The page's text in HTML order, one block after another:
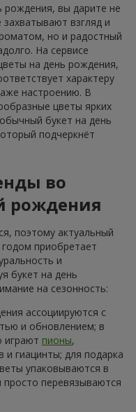
рождения, вы дарите не
взгляд и
но и радостный
На сервисе
на день рождения,
характеру
настроению. В
цветы ярких
букет на день
подчеркнёт
во
рождения
поэтому актуальный
приобретает
и
букет на день
на сезонность:
ассоциируются с
и обновлением; в
играют пионы,
и гиацинты; для подарка
упаковываются в
перевязываются